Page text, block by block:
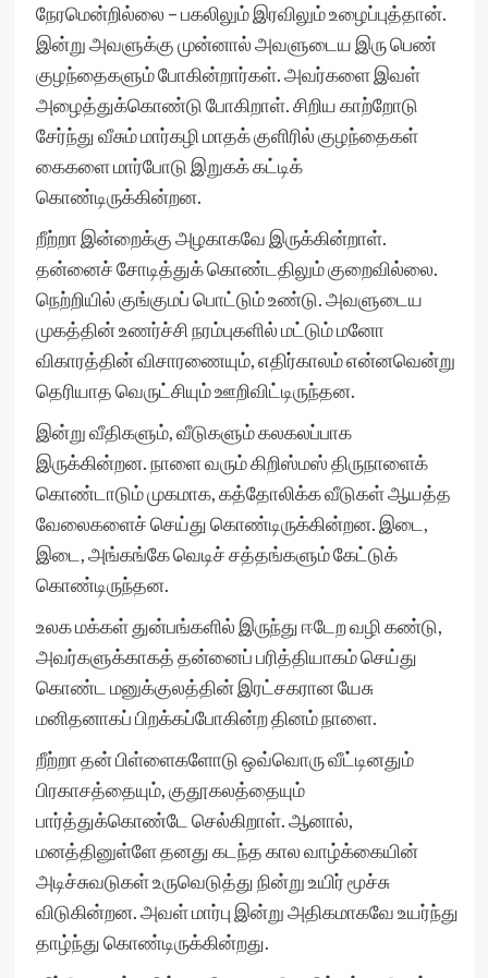
நேரமென்றில்லை – பகலிலும் இரவிலும் உழைப்புத்தான்.
இன்று அவளுக்கு முன்னால் அவளுடைய இரு பெண்
குழந்தைகளும் போகின்றார்கள். அவர்களை இவள்
அழைத்துக்கொண்டு போகிறாள். சிறிய காற்றோடு
சேர்ந்து வீசும் மார்கழி மாதக் குளிரில் குழந்தைகள்
கைகளை மார்போடு இறுகக் கட்டிக்
கொண்டிருக்கின்றன.
றீற்றா இன்றைக்கு அழகாகவே இருக்கின்றாள்.
தன்னைச் சோடித்துக் கொண்டதிலும் குறைவில்லை.
நெற்றியில் குங்குமப் பொட்டும் உண்டு. அவளுடைய
முகத்தின் உணர்ச்சி நரம்புகளில் மட்டும் மனோ
விகாரத்தின் விசாரணையும், எதிர்காலம் என்னவென்று
தெரியாத வெருட்சியும் ஊறிவிட்டிருந்தன.
இன்று வீதிகளும், வீடுகளும் கலகலப்பாக
இருக்கின்றன. நாளை வரும் கிறிஸ்மஸ் திருநாளைக்
கொண்டாடும் முகமாக, கத்தோலிக்க வீடுகள் ஆயத்த
வேலைகளைச் செய்து கொண்டிருக்கின்றன. இடை,
இடை, அங்கங்கே வெடிச் சத்தங்களும் கேட்டுக்
கொண்டிருந்தன.
உலக மக்கள் துன்பங்களில் இருந்து ஈடேற வழி கண்டு,
அவர்களுக்காகத் தன்னைப் பரித்தியாகம் செய்து
கொண்ட மனுக்குலத்தின் இரட்சகரான யேசு
மனிதனாகப் பிறக்கப்போகின்ற தினம் நாளை.
றீற்றா தன் பிள்ளைகளோடு ஒவ்வொரு வீட்டினதும்
பிரகாசத்தையும், குதூகலத்தையும்
பார்த்துக்கொண்டே செல்கிறாள். ஆனால்,
மனத்தினுள்ளே தனது கடந்த கால வாழ்க்கையின்
அடிச்சுவடுகள் உருவெடுத்து நின்று உயிர் மூச்சு
விடுகின்றன. அவள் மார்பு இன்று அதிகமாகவே உயர்ந்து
தாழ்ந்து கொண்டிருக்கின்றது.